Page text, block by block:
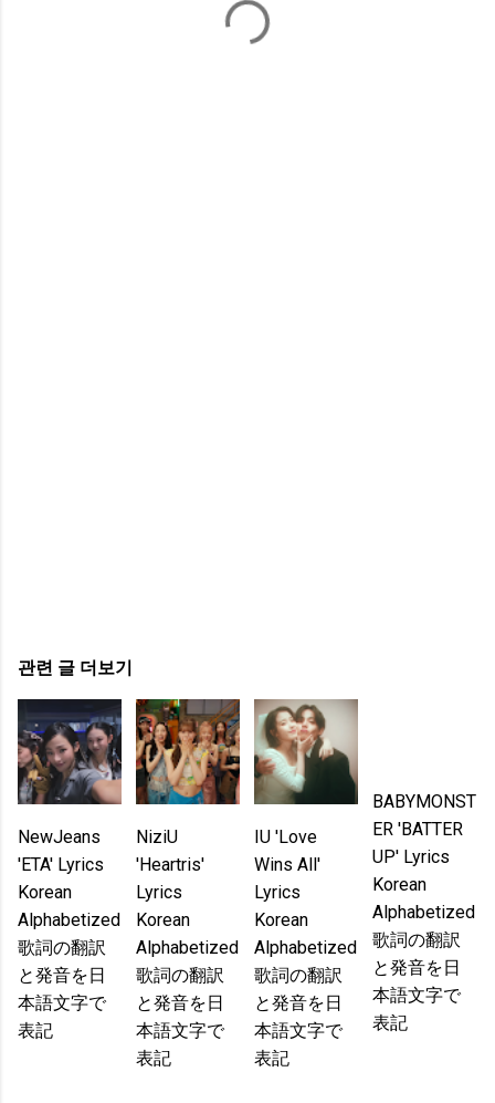
관련 글 더보기
NewJeans
'ETA' Lyrics
Korean
Alphabetized
歌詞の翻訳
と発音を日
本語文字で
表記
NiziU
'Heartris'
Lyrics
Korean
Alphabetized
歌詞の翻訳
と発音を日
本語文字で
表記
IU 'Love
Wins All'
Lyrics
Korean
Alphabetized
歌詞の翻訳
と発音を日
本語文字で
表記
BABYMONST
ER 'BATTER
UP' Lyrics
Korean
Alphabetized
歌詞の翻訳
と発音を日
本語文字で
表記